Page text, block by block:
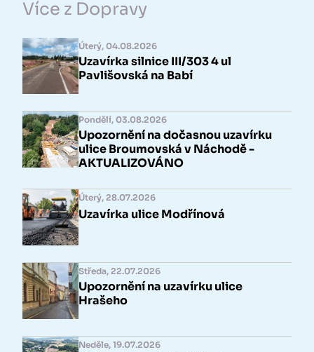
Více z Dopravy
Úterý, 04.08.2026
Uzavírka silnice III/303 4 ul
Pavlišovská na Babí
Pondělí, 03.08.2026
Upozornění na dočasnou uzavírku
ulice Broumovská v Náchodě -
AKTUALIZOVÁNO
Úterý, 28.07.2026
Uzavírka ulice Modřínová
Středa, 22.07.2026
Upozornění na uzavírku ulice
Hrašeho
Neděle, 19.07.2026